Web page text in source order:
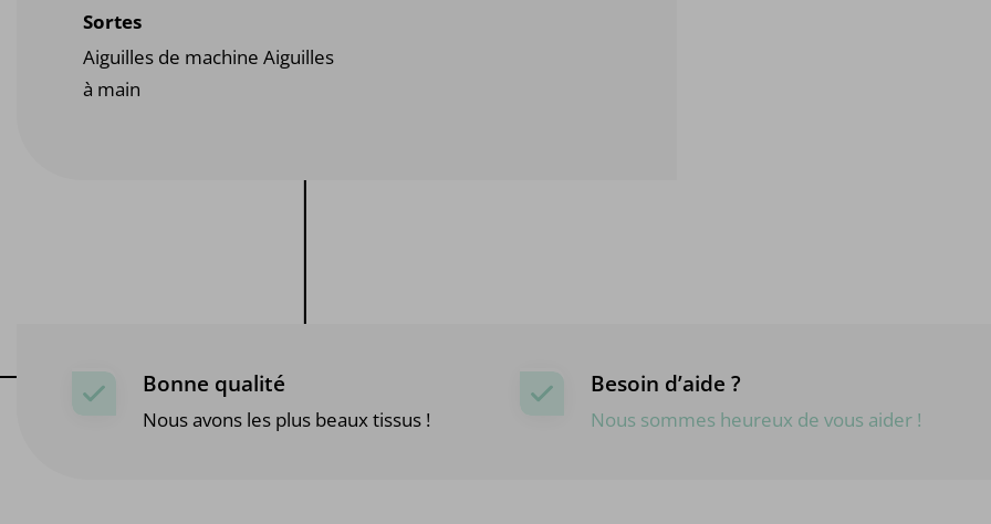
Sortes
Aiguilles de machine Aiguilles
à main
Bonne qualité
Nous avons les plus beaux tissus !
Besoin d’aide ?
Nous sommes heureux de vous aider !